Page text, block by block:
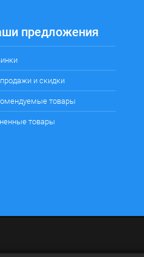
предложения
и скидки
товары
товары